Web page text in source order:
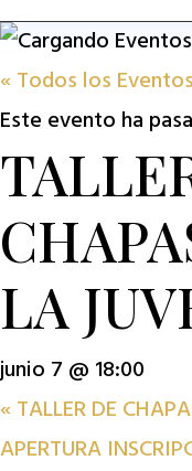
« Todos los Eventos
Este evento ha
LA
junio 7 @ 18:00
«TALLER DE
APERTURA